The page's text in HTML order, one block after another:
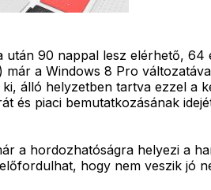
90 nappal lesz elérhető, 64
a Windows 8 Pro
álló helyzetben tartva ezzel a
és piaci bemutatkozásának
a hordozhatóságra helyezi a
hogy nem veszik jó